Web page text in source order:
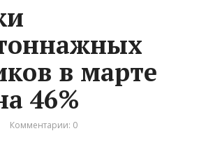
в марте
46%
Комментарии: 0